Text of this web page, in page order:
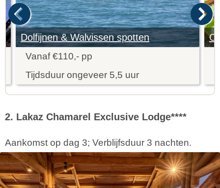
Dolfijnen & Walvissen spotten
Vanaf €110,- pp
Tijdsduur ongeveer 5,5 uur
2. Lakaz Chamarel Exclusive Lodge****
Aankomst op dag 3; Verblijfsduur 3 nachten.